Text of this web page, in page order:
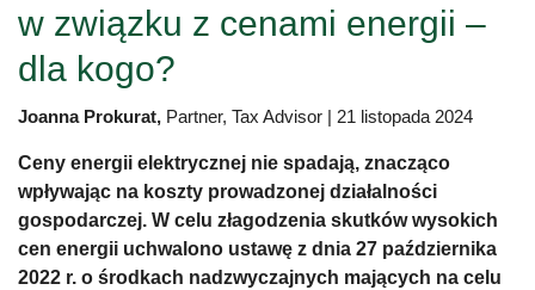
w związku z cenami energii –
dla kogo?
Joanna Prokurat, Partner, Tax Advisor | 21 listopada 2024
Ceny energii elektrycznej nie spadają, znacząco
wpływając na koszty prowadzonej działalności
gospodarczej. W celu złagodzenia skutków wysokich
cen energii uchwalono ustawę z dnia 27 października
2022 r. o środkach nadzwyczajnych mających na celu